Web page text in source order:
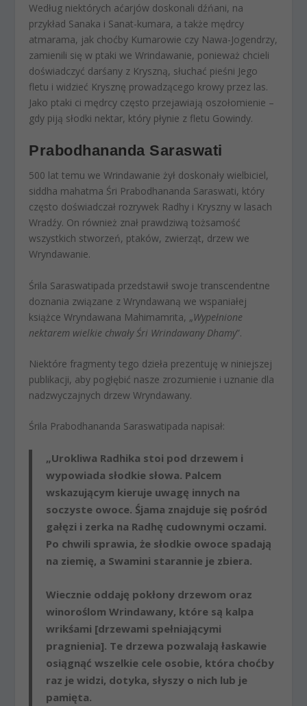
Według niektórych aćarjów doskonali dźńani, na
przykład Sanaka i Sanat-kumara, a także mędrcy
atmarama, jak choćby Kumarowie czy Nawa-Jogendrzy,
zamienili się w ptaki we Wrindawanie, ponieważ chcieli
doświadczyć darśany z Kryszną, słuchać pieśni Jego
fletu i widzieć Krysznę prowadzącego krowy przez las.
Jako ptaki ci mędrcy często przejawiają oszołomienie –
gdy piją słodki nektar, który płynie z fletu Gowindy.
Prabodhananda Saraswati
500 lat temu we Wrindawanie żył doskonały wielbiciel,
siddha mahatma Śri Prabodhananda Saraswati, który
często doświadczał rozrywek Radhy i Kryszny w lasach
Wradźy. On również znał prawdziwą tożsamość
wszystkich stworzeń, ptaków, zwierząt, drzew we
Wryndawanie.
Śrila Saraswatipada przedstawił swoje transcendentne
doznania związane z Wryndawaną we wspaniałej
książce Wryndawana Mahimamrita, „Wypełnione
nektarem wielkie chwały Śri Wrindawany Dhamy”.
Niektóre fragmenty tego dzieła prezentuję w niniejszej
publikacji, aby pogłębić nasze zrozumienie i uznanie dla
nadzwyczajnych drzew Wryndawany.
Śrila Prabodhananda Saraswatipada napisał:
„Urokliwa Radhika stoi pod drzewem i
wypowiada słodkie słowa. Palcem
wskazującym kieruje uwagę innych na
soczyste owoce. Śjama znajduje się pośród
gałęzi i zerka na Radhę cudownymi oczami.
Po chwili sprawia, że słodkie owoce spadają
na ziemię, a Swamini starannie je zbiera.
Wiecznie oddaję pokłony drzewom oraz
winoroślom Wrindawany, które są kalpa
wrikśami [drzewami spełniającymi
pragnienia]. Te drzewa pozwalają łaskawie
osiągnąć wszelkie cele osobie, która choćby
raz je widzi, dotyka, słyszy o nich lub je
pamięta.